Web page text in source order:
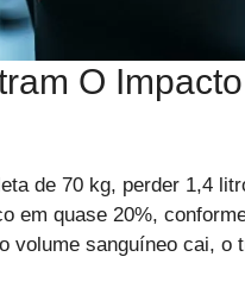
O
de 70 kg, perder 1,4
em quase 20%,
volume sanguíneo cai, o